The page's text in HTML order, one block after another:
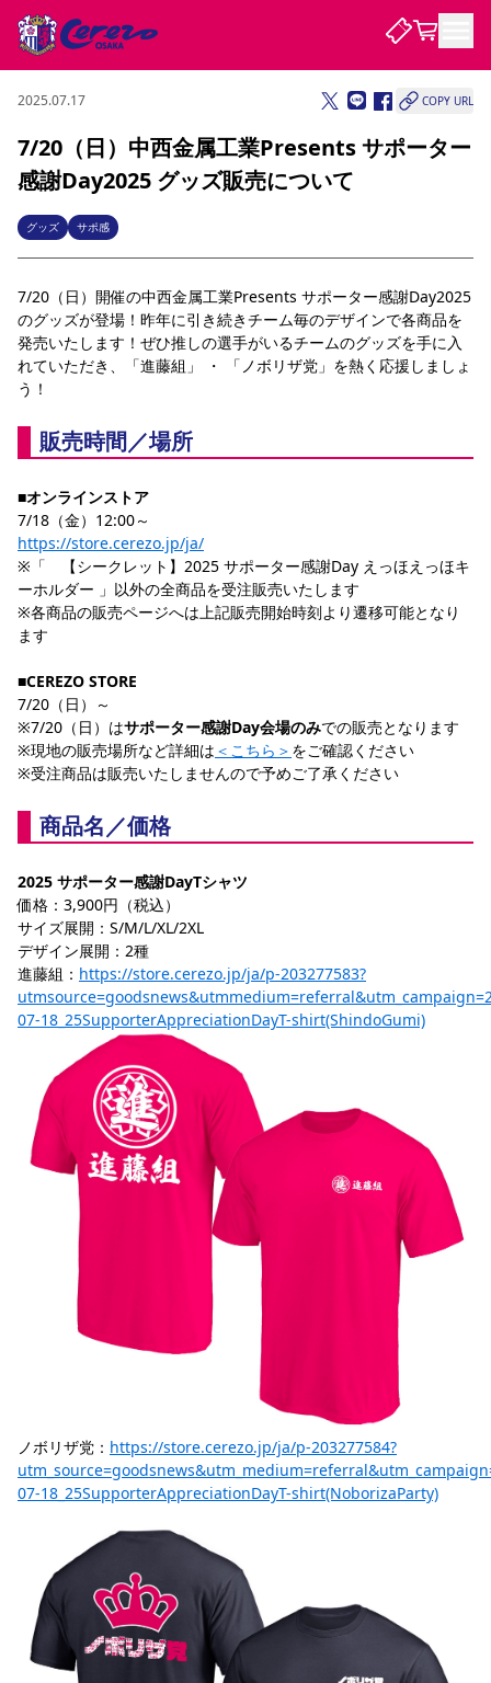
試合・チーム
試合について
試合日程 / 結果
チームについて
選手・スタッフ スケジュール メディア情報 アクセス
レディース
アカデミー ハナサカプレーヤー 歴代所属選手
観戦する
チケット
チケット情報 販売スケジュール 価格・席種 購入方法
シーズンシート
法人シーズンシート 福祉サービス
団体チケット
特定興行入場券
譲渡サービス リセールサービス
観戦ガイド
観戦マナー&ルール
ビジターサポーター観戦ガイド
YANMAR HANASAKA STADIUM
DAZNで観戦
DAZNで観戦
アウェイツアー
よくある質問
よくある質問
クラブを知る
セレッソ大阪について
クラブ紹介 沿革 シーズン記録 求人情報
パートナー企業募集中 セレッソ大阪VISAカード
サステナビリティ
サステナビリティポリシー SDGsのゴール インパクトレポート
活動レポート
SPORT POSITIVE LEAGUES 取り組み実績
スポーツクラブ
関連団体/施設
長居公園 セレッソフットサルパーク セレッソフットサルパーク長居
セレッソスポーツパーク舞洲 YANMAR HANASAKA STADIUM
セレッソ大阪アカデミー 子供のサッカースクール
ファンクラブ
SAKURA SOCIO 招待券引換方法
婚姻届・出生届・命名書
すべて チーム グッズ
ホームタウン
パートナー スポーツクラブ
アカデミー
2025.07.17 COPY URL
7/20（日）中西金属工業Presents サポーター
感謝Day2025 グッズ販売について
グッズ サポ感
7/20（日）開催の中西金属工業Presents サポーター感謝Day2025
のグッズが登場！昨年に引き続きチーム毎のデザインで各商品を
発売いたします！ぜひ推しの選手がいるチームのグッズを手に入
れていただき、「進藤組」 ・ 「ノボリザ党」を熱く応援しましょ
う！
販売時間／場所
■オンラインストア
7/18（金）12:00～
https://store.cerezo.jp/ja/
※「　【シークレット】2025 サポーター感謝Day えっほえっほキ
ーホルダー 」以外の全商品を受注販売いたします
※各商品の販売ページへは上記販売開始時刻より遷移可能となり
ます
■CEREZO STORE
7/20（日）～
※7/20（日）はサポーター感謝Day会場のみでの販売となります
※現地の販売場所など詳細は ＜こちら＞ をご確認ください
※受注商品は販売いたしませんので予めご了承ください
商品名／価格
2025 サポーター感謝DayTシャツ
価格：3,900円（税込）
サイズ展開：S/M/L/XL/2XL
デザイン展開：2種
進藤組： https://store.cerezo.jp/ja/p-203277583?
07-18_25SupporterAppreciationDayT-shirt(ShindoGumi)
ノボリザ党： https://store.cerezo.jp/ja/p-203277584?
07-18_25SupporterAppreciationDayT-shirt(NoborizaParty)